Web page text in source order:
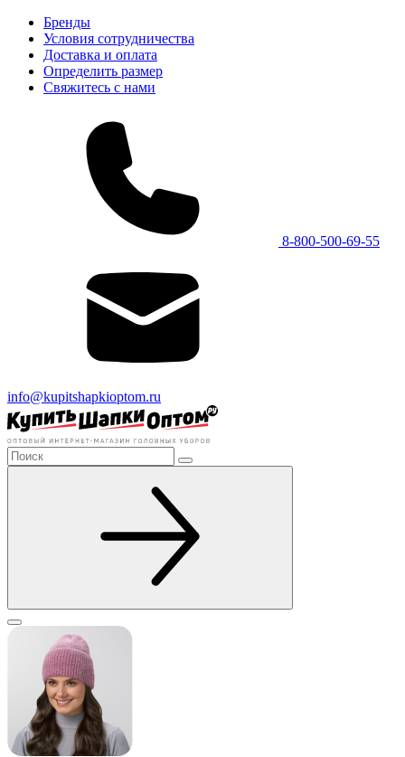
Бренды
Условия сотрудничества
Доставка и оплата
Определить размер
Свяжитесь с нами
8-800-500-69-55
info@kupitshapkioptom.ru